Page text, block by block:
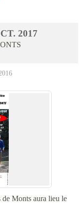
2017
Monts aura lieu le